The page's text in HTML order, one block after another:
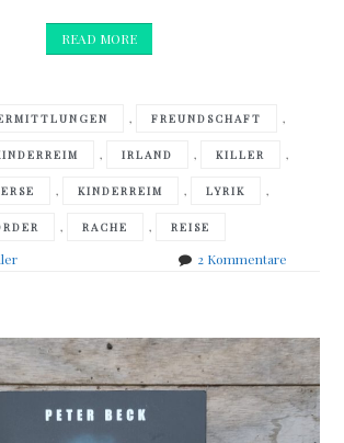
READ MORE
, FREUNDSCHAFT ,
, IRLAND , KILLER ,
, KINDERREIM , LYRIK ,
, RACHE , REISE
2 Kommentarezu